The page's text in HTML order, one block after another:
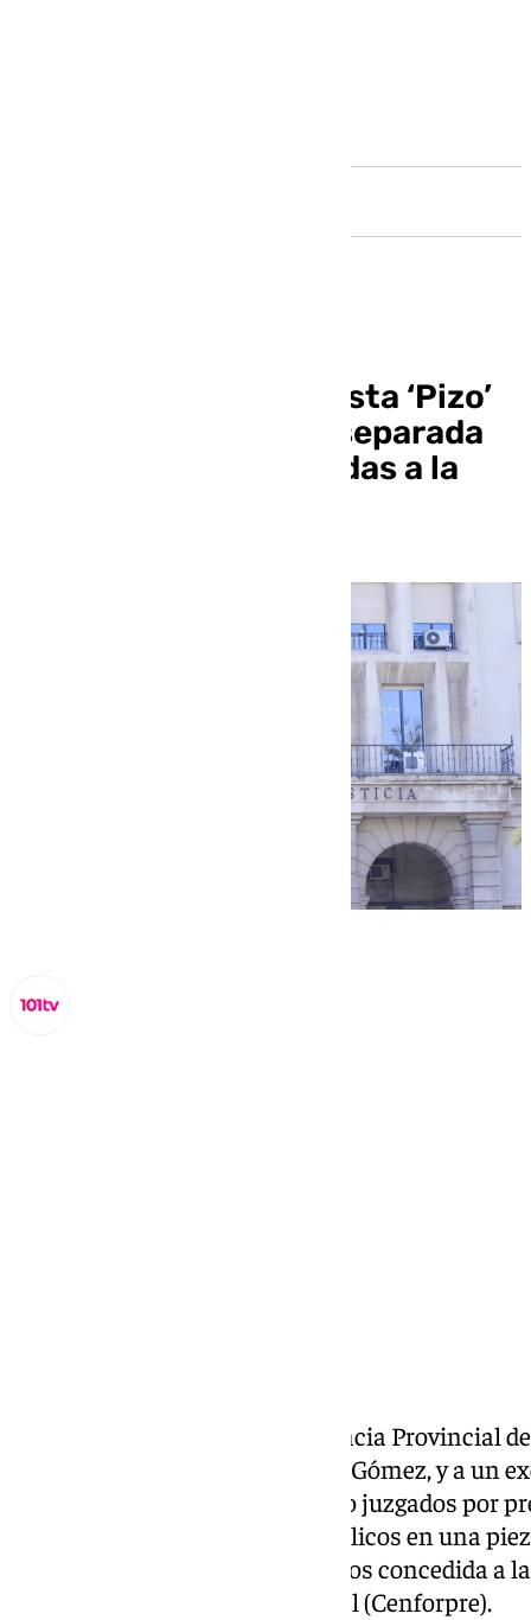
Absuelto el exfutbolista ‘Pizo’
Gómez en una pieza separada
del caso ERE por ayudas a la
La Sección Primera de la Audiencia Provincial
exfutbolista José Antonio ‘Pizo’ Gómez, y a un
Vitalia Vida quienes habían sido juzgados por
y malversación de caudales públicos en una
por una ayuda de 491.424,43 euros concedida
Formación y Prevención Laboral (Cenforpre).